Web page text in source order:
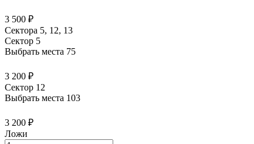
3 500 ₽
Сектора 5, 12, 13
Сектор 5
Выбрать места 75
3 200 ₽
Сектор 12
Выбрать места 103
3 200 ₽
Ложи